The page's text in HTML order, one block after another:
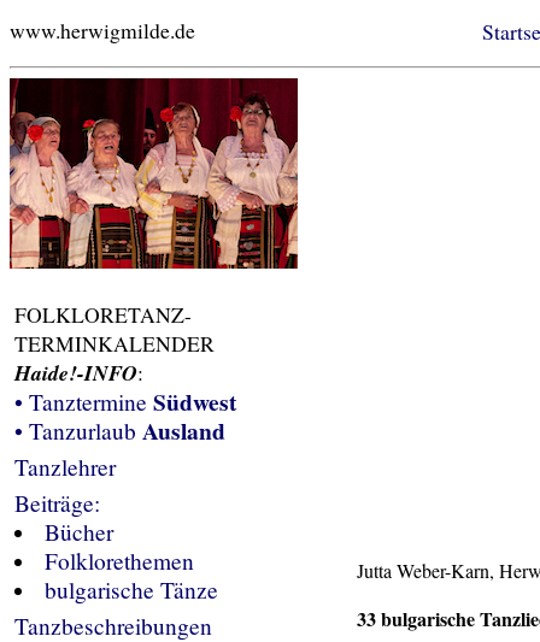
www.herwigmilde.de
FOLKLORETANZ-
TERMINKALENDER
Haide!-INFO:
• Tanztermine Südwest
• Tanzurlaub Ausland
Tanzlehrer
Beiträge:
Bücher
Folklorethemen
bulgarische Tänze
Tanzbeschreibungen
Jutta Weber-Karn,
33 bulgarische